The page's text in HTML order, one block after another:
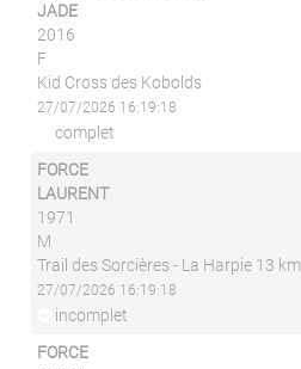
JADE
2016
F
Kid Cross des Kobolds
27/07/2026 16:19:18
complet
FORCE
LAURENT
1971
M
Trail des Sorcières - La Harpie 13 km
27/07/2026 16:19:18
incomplet
FORCE